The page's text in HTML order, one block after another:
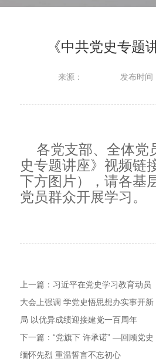
《中共党史专题
来源： 发布时间
各党支部、全体党
史专题讲座》视频链
下方图片），请各基
党员群众开展学习。
上一篇：习近平在党史学习教育动员
大会上强调 学党史悟思想办实事开新
局 以优异成绩迎接建党一百周年
下一篇：“党旗下 许承诺” —回顾党史
缅怀先烈 重温誓言不忘初心